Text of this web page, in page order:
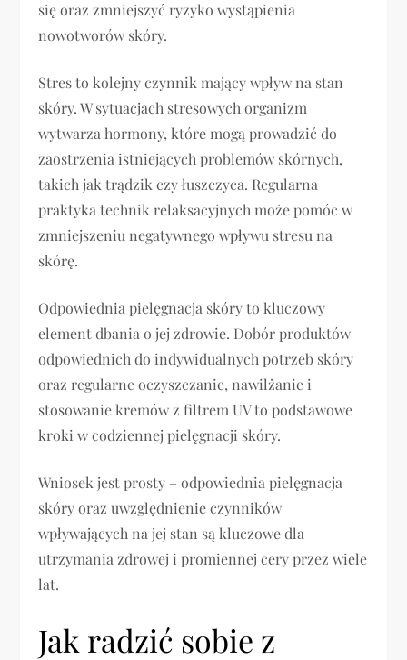
się oraz zmniejszyć ryzyko wystąpienia
nowotworów skóry.
Stres to kolejny czynnik mający wpływ na stan
skóry. W sytuacjach stresowych organizm
wytwarza hormony, które mogą prowadzić do
zaostrzenia istniejących problemów skórnych,
takich jak trądzik czy łuszczyca. Regularna
praktyka technik relaksacyjnych może pomóc w
zmniejszeniu negatywnego wpływu stresu na
skórę.
Odpowiednia pielęgnacja skóry to kluczowy
element dbania o jej zdrowie. Dobór produktów
odpowiednich do indywidualnych potrzeb skóry
oraz regularne oczyszczanie, nawilżanie i
stosowanie kremów z filtrem UV to podstawowe
kroki w codziennej pielęgnacji skóry.
Wniosek jest prosty – odpowiednia pielęgnacja
skóry oraz uwzględnienie czynników
wpływających na jej stan są kluczowe dla
utrzymania zdrowej i promiennej cery przez wiele
lat.
Jak radzić sobie z